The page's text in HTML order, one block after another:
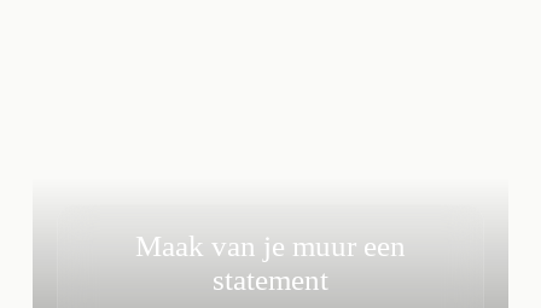
Maak van je muur een
statement